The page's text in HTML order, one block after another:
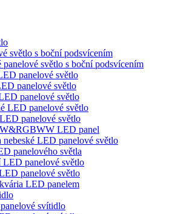
světlo s boční podsvícením
světlo s boční podsvícením
panelové světlo
panelové světlo
panelové světlo
LED panelové světlo
panelové světlo
LED panel
nebeské LED panelové světlo
panelového světla
panelové světlo
panelové světlo
LED panelem
svítidlo